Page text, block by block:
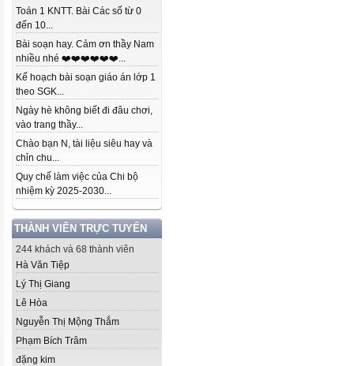
Toán 1 KNTT. Bài Các số từ 0
đến 10...
Bài soạn hay. Cảm ơn thầy Nam
nhiều nhé ❤️❤️❤️❤️❤️❤️...
Kế hoạch bài soạn giáo án lớp 1
theo SGK...
Ngày hè không biết đi đâu chơi,
vào trang thầy...
Chào bạn N, tài liệu siêu hay và
chỉn chu...
Quy chế làm việc của Chi bộ
nhiệm kỳ 2025-2030...
THÀNH VIÊN TRỰC TUYẾN
244 khách và 68 thành viên
Hà Văn Tiệp
Lý Thị Giang
Lê Hòa
Nguyễn Thị Mộng Thắm
Phạm Bích Trâm
đặng kim